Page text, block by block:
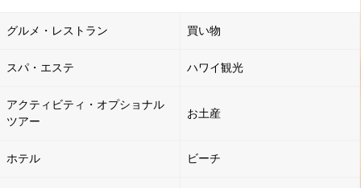
グルメ・レストラン 買い物
スパ・エステ ハワイ観光
アクティビティ・オプショナル
ツアー
お土産
ホテル ビーチ